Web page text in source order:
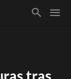
tras